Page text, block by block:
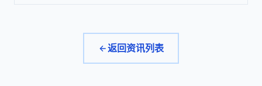
返回资讯列表